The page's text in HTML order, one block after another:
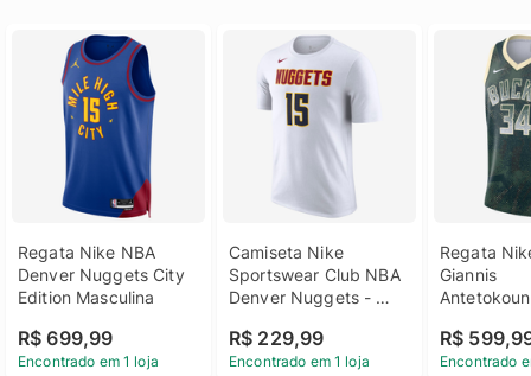
Regata Nike NBA
Denver Nuggets City
Edition Masculina
R$ 699,99
Encontrado em 1 loja
Camiseta Nike
Sportswear Club NBA
Denver Nuggets -
R$ 229,99
Encontrado em 1 loja
Regata
Giannis
Select
Masculina
R$
Encontrado